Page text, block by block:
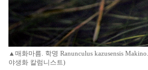
▲매화마름. 학명 Ranunculus kazusensis
야생화 칼럼니스트)